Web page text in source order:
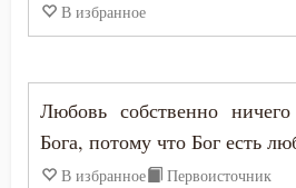
Зависть
Заповеди
Иоанн Карпафский
Иоанн Кронштадтский
Иоанн Лествичник
В избранное
Любовь собственно
Бога, потому что Бог есть
В избранное Первоисточник